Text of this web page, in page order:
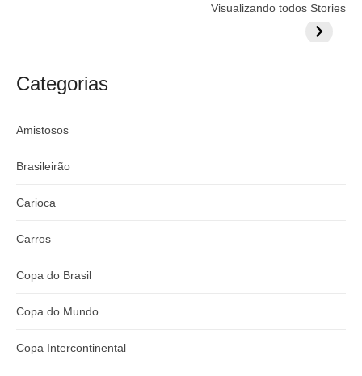
Visualizando todos Stories
argentino
do
Categorias
Amistosos
Brasileirão
Carioca
Carros
Copa do Brasil
Copa do Mundo
Copa Intercontinental